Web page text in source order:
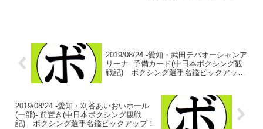
2019/08/24 -愛知・武田テバオーシャンア
リーナ- 予備カード(中日本ボクシング観
戦記) ボクシング選手名鑑ピックアッ
2019/08/24 -愛知・刈谷あいおいホール
(一部)- 前置き(中日本ボクシング観戦
記) ボクシング選手名鑑ピックアップ！